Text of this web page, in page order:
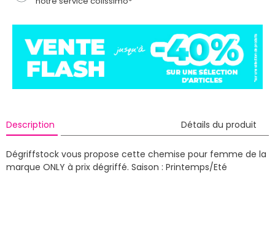
Description Détails du produit
Dégriffstock vous propose cette chemise pour femme de la
marque ONLY à prix dégriffé. Saison : Printemps/Eté